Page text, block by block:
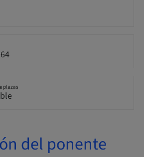
plazas
del ponente